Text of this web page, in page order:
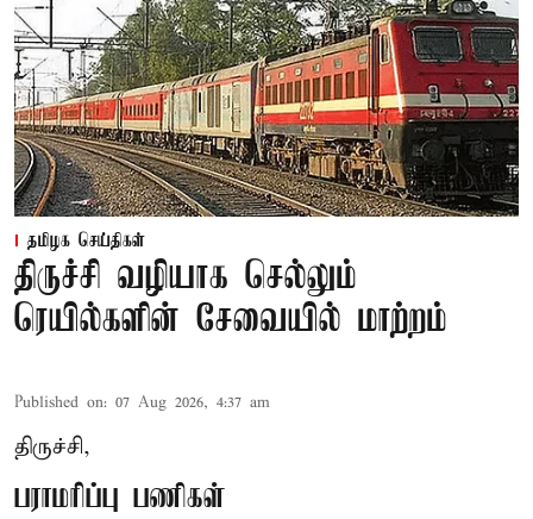
தமிழக செய்திகள்
திருச்சி வழியாக செல்லும்
ரெயில்களின் சேவையில் மாற்றம்
Published on: 07 Aug 2026, 4:37 am
திருச்சி,
பராமரிப்பு பணிகள்